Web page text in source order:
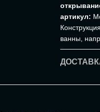
артикул:
ванны,